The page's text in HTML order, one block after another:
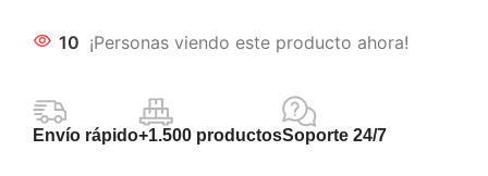
10 ¡Personas viendo este producto ahora!
Envío rápido+1.500 productosSoporte 24/7